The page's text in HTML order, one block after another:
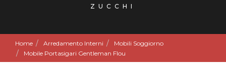
ZUCCHI
Home Arredamento Interni
Mobili Soggiorno
Mobile Portasigari Gentleman Flou